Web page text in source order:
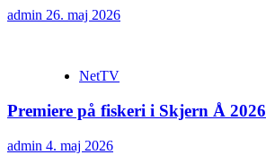
admin 26. maj 2026
NetTV
Premiere på fiskeri i Skjern Å 2026
admin 4. maj 2026